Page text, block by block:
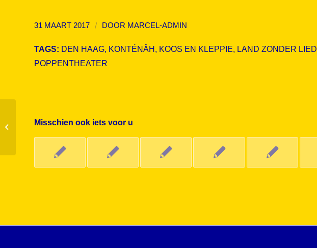
31 MAART 2017 / DOOR MARCEL-ADMIN
TAGS: DEN HAAG KONTÉNÂH KOOS EN KLEPPIE LAND ZONDER LIED
POPPENTHEATER
Misschien ook iets voor u
Poppencollagefoto is vernieuwd